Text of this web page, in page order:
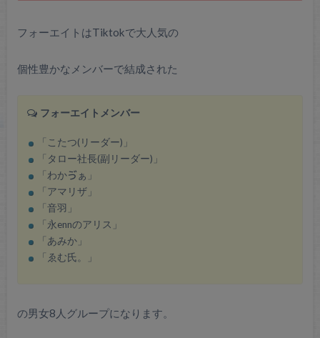
フォーエイトはTiktokで大人気の
個性豊かなメンバーで結成された
フォーエイトメンバー
「こたつ(リーダー)」
「タロー社長(副リーダー)」
「わかゔぁ」
「アマリザ」
「音羽」
「永ennのアリス」
「あみか」
「ゑむ氏。」
の男女8人グループになります。